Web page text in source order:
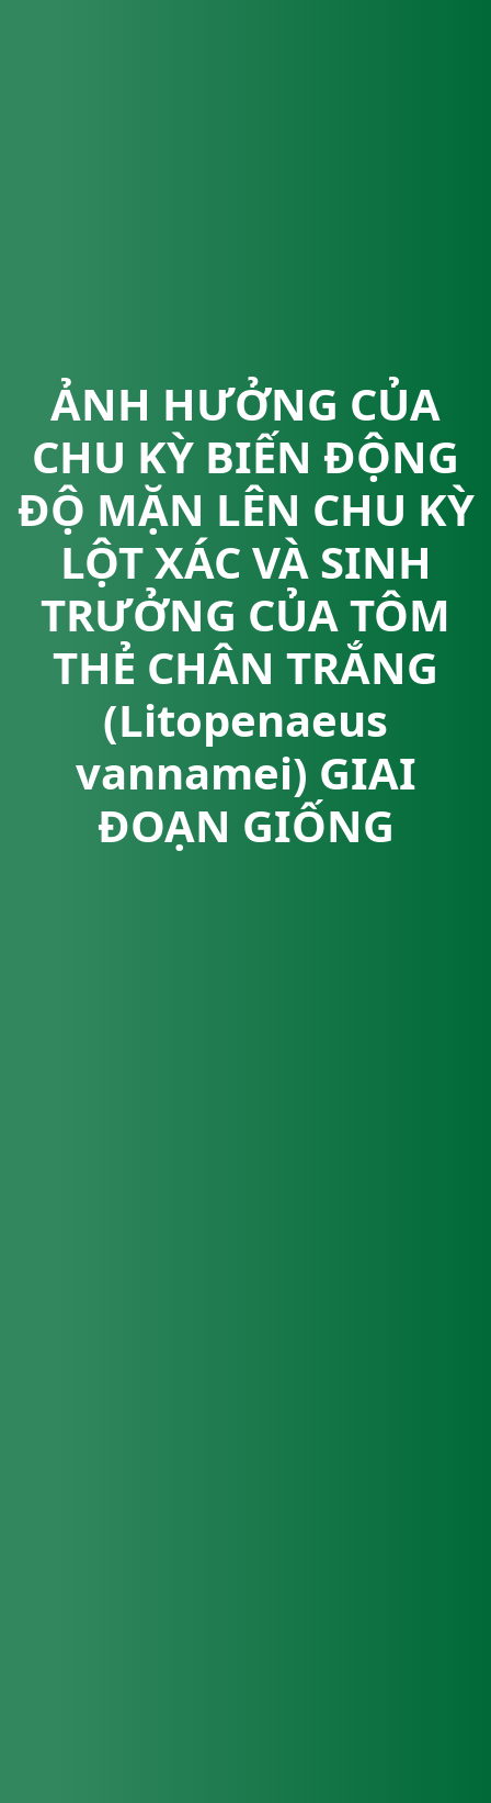
ẢNH HƯỞNG CỦA
CHU KỲ BIẾN ĐỘNG
ĐỘ MẶN LÊN CHU KỲ
LỘT XÁC VÀ SINH
TRƯỞNG CỦA TÔM
THẺ CHÂN TRẮNG
(Litopenaeus
vannamei) GIAI
ĐOẠN GIỐNG